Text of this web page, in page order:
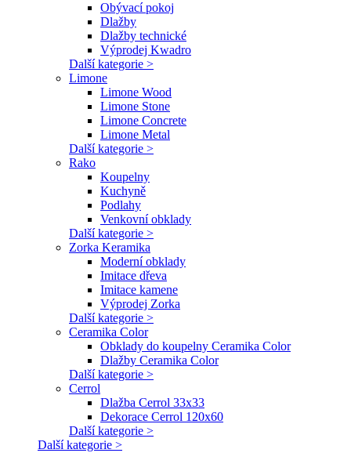
Obývací pokoj
Dlažby
Dlažby technické
Výprodej Kwadro
Další kategorie >
Limone
Limone Wood
Limone Stone
Limone Concrete
Limone Metal
Další kategorie >
Rako
Koupelny
Kuchyně
Podlahy
Venkovní obklady
Další kategorie >
Zorka Keramika
Moderní obklady
Imitace dřeva
Imitace kamene
Výprodej Zorka
Další kategorie >
Ceramika Color
Obklady do koupelny Ceramika Color
Dlažby Ceramika Color
Další kategorie >
Cerrol
Dlažba Cerrol 33x33
Dekorace Cerrol 120x60
Další kategorie >
Další kategorie >